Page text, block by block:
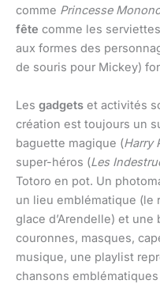
comme Princesse
fête comme les
aux formes des
de souris pour Mickey)
Les gadgets et activités
création est toujours un
baguette magique (Harry
super-héros (Les
Totoro en pot. Un
un lieu emblématique (le
glace d’Arendelle) et
couronnes, masques,
musique, une playlist
chansons